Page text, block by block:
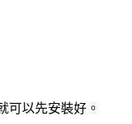
可以先安裝好。